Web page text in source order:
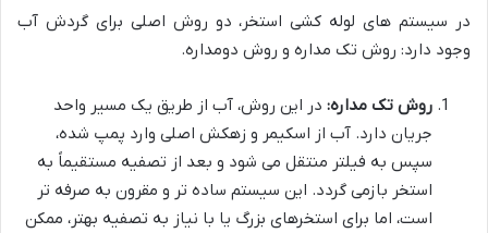
در سیستم های لوله کشی استخر، دو روش اصلی برای گردش آب
وجود دارد: روش تک مداره و روش دومداره.
روش تک مداره: در این روش، آب از طریق یک مسیر واحد
جریان دارد. آب از اسکیمر و زهکش اصلی وارد پمپ شده،
سپس به فیلتر منتقل می شود و بعد از تصفیه مستقیماً به
استخر بازمی گردد. این سیستم ساده تر و مقرون به صرفه تر
است، اما برای استخرهای بزرگ یا با نیاز به تصفیه بهتر، ممکن